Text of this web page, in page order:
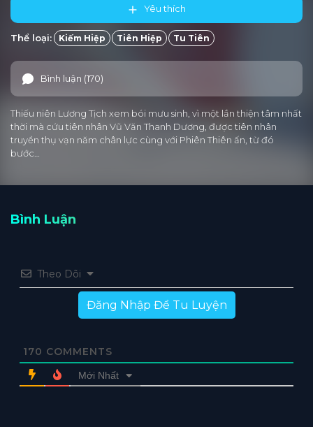
Tập 15 Tập 14 Tập 13 Tập 12 Tập 11
Tập 5 Tập 4
Yêu thích
Thể loại: Kiếm Hiệp Tiên Hiệp Tu Tiên
Bình luận (170)
Thiếu niên Lương Tịch xem bói mưu sinh, vì một lần thiện tâm nhất
thời mà cứu tiên nhân Vũ Văn Thanh Dương, được tiên nhân
truyền thụ vạn năm chân lực cùng với Phiên Thiên ấn, từ đó
bước…
Bình Luận
Theo Dõi
Đăng Nhập Để Tu Luyện
170 COMMENTS
Mới Nhất